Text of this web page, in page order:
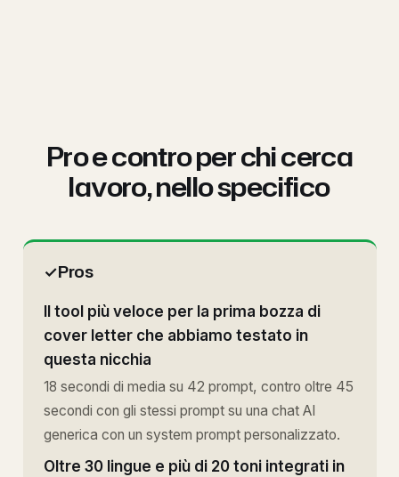
Pro e contro per chi cerca
lavoro, nello specifico
✓Pros
Il tool più veloce per la prima bozza di
cover letter che abbiamo testato in
questa nicchia
18 secondi di media su 42 prompt, contro oltre 45
secondi con gli stessi prompt su una chat AI
generica con un system prompt personalizzato.
Oltre 30 lingue e più di 20 toni integrati in